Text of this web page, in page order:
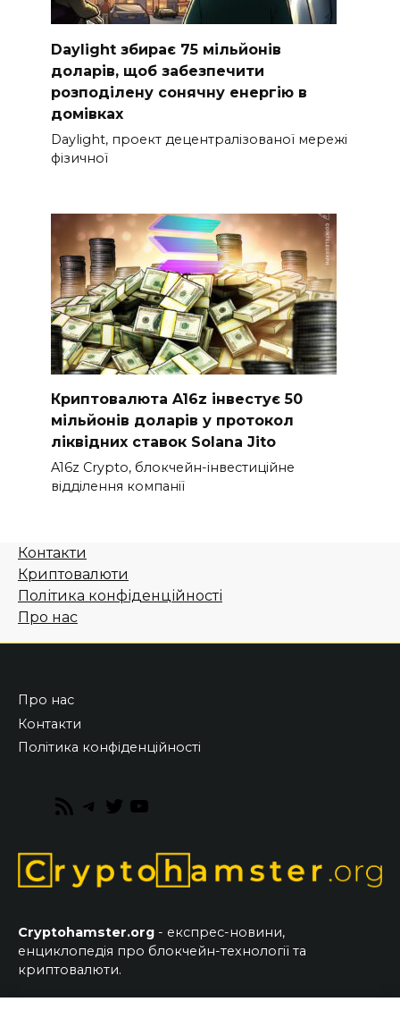
Daylight збирає 75 мільйонів
доларів, щоб забезпечити
розподілену сонячну енергію в
домівках
Daylight, проект децентралізованої мережі
фізичної
Криптовалюта A16z інвестує 50
мільйонів доларів у протокол
ліквідних ставок Solana Jito
A16z Crypto, блокчейн-інвестиційне
відділення компанії
Контакти
Криптовалюти
Політика конфіденційності
Про нас
Про нас
Контакти
Політика конфіденційності
RSS
Telegram
Twitter
Cryptohamster.org - експрес-новини,
енциклопедія про блокчейн-технології та
криптовалюти.